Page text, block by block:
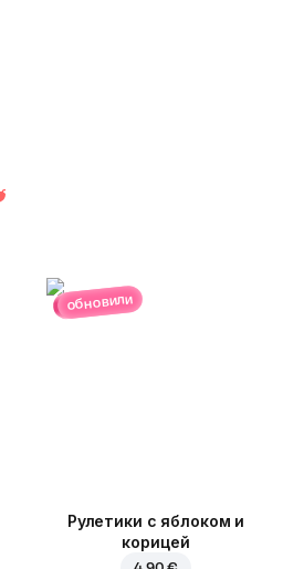
обновили
Рулетики с яблоком и
корицей